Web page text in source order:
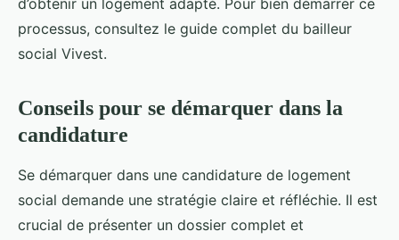
d’obtenir un logement adapté. Pour bien démarrer ce
processus, consultez le guide complet du bailleur
social Vivest.
Conseils pour se démarquer dans la
candidature
Se démarquer dans une candidature de logement
social demande une stratégie claire et réfléchie. Il est
crucial de présenter un dossier complet et